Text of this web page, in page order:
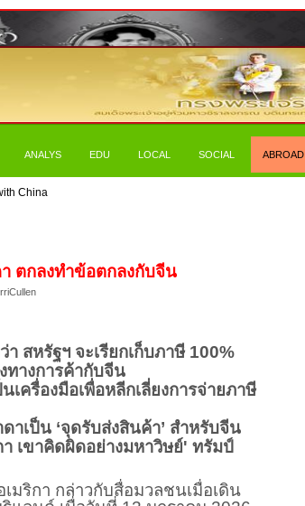
ANALYS EDU LOCAL SOCIAL ABROAD
China
ตกลงทำข้อตกลงกับจีน
สหรัฐฯ จะเรียกเก็บภาษี 100%
ทางการค้ากับจีน
ครื่องมือเพื่อหลีกเลี่ยงการจ่ายภาษี
าเป็น ‘จุดรับส่งสินค้า’ สำหรับจีน
เขาคิดผิดอย่างมหาวิษย์' ทรัมป์